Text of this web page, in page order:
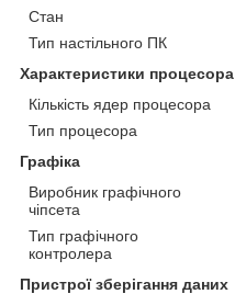
Стан
Тип настільного ПК
Характеристики процесора
Кількість ядер процесора
Тип процесора
Графіка
Виробник графічного
чіпсета
Тип графічного
контролера
Пристрої зберігання даних